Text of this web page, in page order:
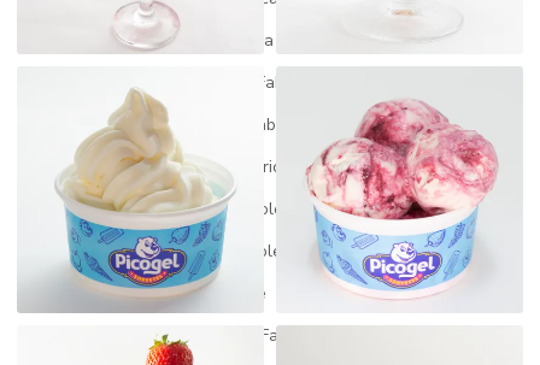
Fabrica de açai para revenda
Fabrica de açai a venda
Fabrica de gelato
Fabrica de gelato italiano
Fabrica de picole
Fabrica de picole artesanal
Fabrica de picole mg
Fabrica de picole paleta mexicana
Fabrica de picole perto de mim
Fabrica de picole para revenda
Fabrica de picole e sorvete
Fabrica de picole venda
Fábrica de sorvete
Fabrica de sorvete gelato